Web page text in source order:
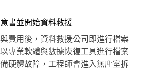
書並開始資料救援
費用後，資料救援公司即進行檔案
專業軟體與數據恢復工具進行檔案
硬體故障，工程師會進入無塵室拆